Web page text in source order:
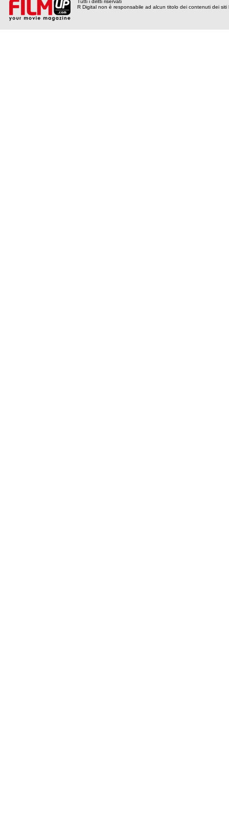
Tutti i diritti riservati
R Digital non è responsabile ad alcun titolo dei contenuti dei siti